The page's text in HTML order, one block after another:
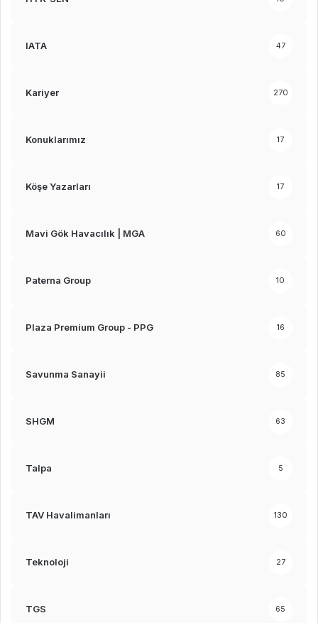
IATA 47
Kariyer 270
Konuklarımız 17
Köşe Yazarları 17
Mavi Gök Havacılık | MGA 60
Paterna Group 10
Plaza Premium Group - PPG 16
Savunma Sanayii 85
SHGM 63
Talpa 5
TAV Havalimanları 130
Teknoloji 27
TGS 65